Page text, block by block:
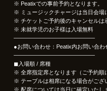
※ Peatixでの事前予約となります。
※ ミュージックチャージは当日会場
※ チケットご予約後のキャンセルは
※ 未就学児のお子様は入場無料
——————————————–
●お問い合わせ：Peatix内お問い合わ
——————————————–
◼︎入場順 / 席種
※ 全席指定席となります（ご予約順
※ テーブルは相席になる場合がござ
※ 配席については当日に確定いたし